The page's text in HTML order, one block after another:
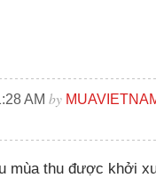
AM by
mùa thu được khởi